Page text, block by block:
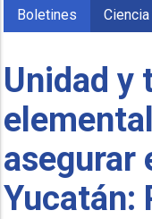
Boletines
Unidad y
asegurar
Yucatán: